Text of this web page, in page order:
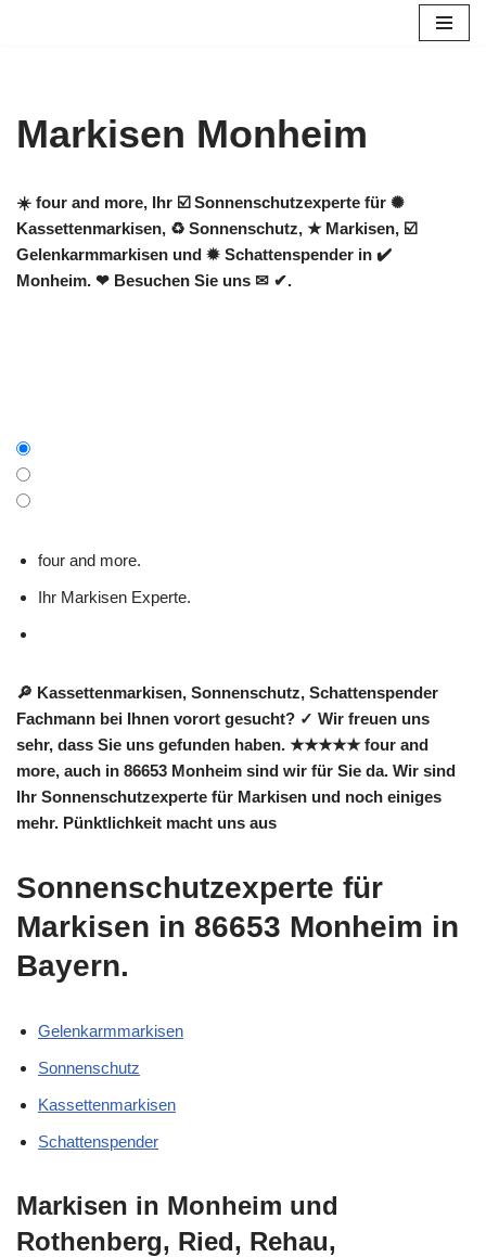
Markisen Monheim
☀️ four and more, Ihr ☑️ Sonnenschutzexperte für ✺
Kassettenmarkisen, ♻ Sonnenschutz, ★ Markisen, ☑️
Gelenkarmmarkisen und ✹ Schattenspender in ✔️
Monheim. ❤ Besuchen Sie uns ✉ ✔.
four and more.
Ihr Markisen Experte.
🔎 Kassettenmarkisen, Sonnenschutz, Schattenspender
Fachmann bei Ihnen vorort gesucht? ✓ Wir freuen uns
sehr, dass Sie uns gefunden haben. ★★★★★ four and
more, auch in 86653 Monheim sind wir für Sie da. Wir sind
Ihr Sonnenschutzexperte für Markisen und noch einiges
mehr. Pünktlichkeit macht uns aus
Sonnenschutzexperte für
Markisen in 86653 Monheim in
Bayern.
Gelenkarmmarkisen
Sonnenschutz
Kassettenmarkisen
Schattenspender
Markisen in Monheim und
Rothenberg, Ried, Rehau,